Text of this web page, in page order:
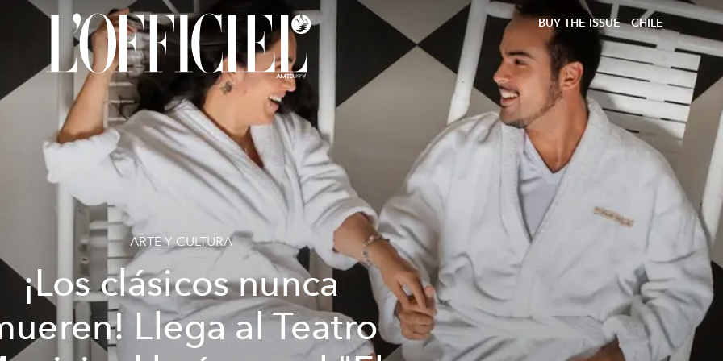
BUY THE ISSUE CHILE
ARTE Y CULTURA
¡Los clásicos nunca
Llega al Teatro